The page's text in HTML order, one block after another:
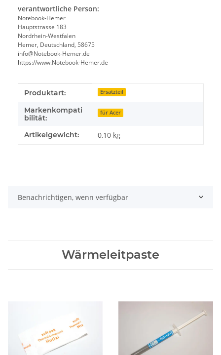
verantwortliche Person:
Notebook-Hemer
Hauptstrasse 183
Nordrhein-Westfalen
Hemer, Deutschland, 58675
info@Notebook-Hemer.de
https://www.Notebook-Hemer.de
Produkteigenschaft
Wert
Produktart: Ersatzteil
Markenkompati
bilität:
für Acer
Artikelgewicht: 0,10 kg
Benachrichtigen, wenn verfügbar
Wärmeleitpaste